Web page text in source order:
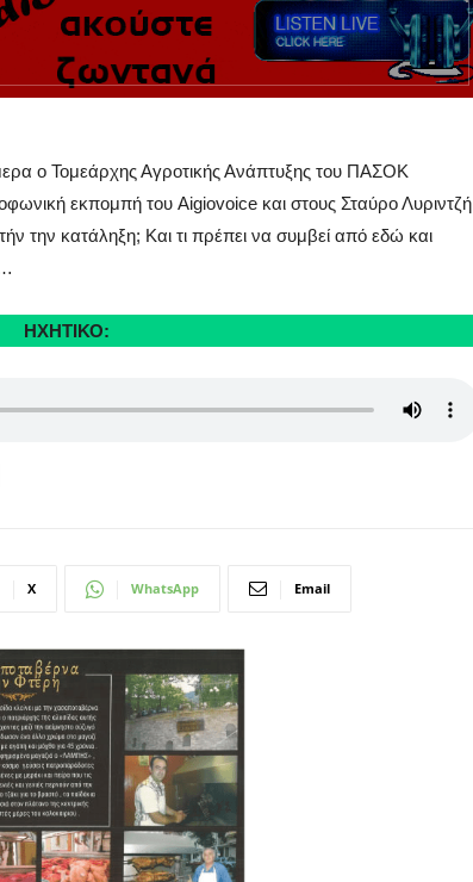
ο Τομεάρχης Αγροτικής Ανάπτυξης του ΠΑΣΟΚ
εκπομπή του Aigiovoice και στους Σταύρο Λυριντζή
την κατάληξη; Και τι πρέπει να συμβεί από εδώ και
ΗΧΗΤΙΚΟ:
X WhatsApp Email